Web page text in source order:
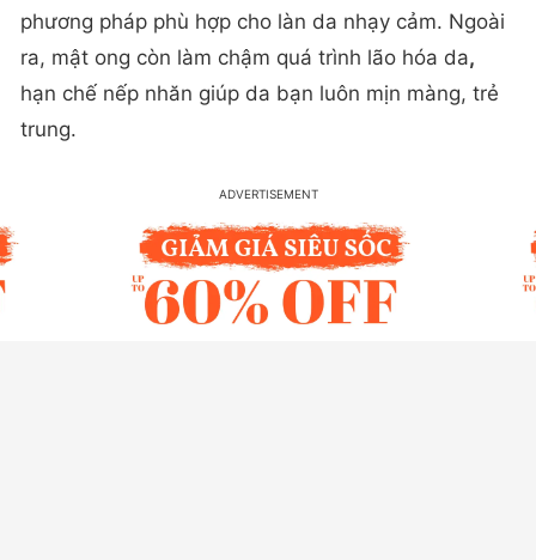
phương pháp phù hợp cho làn da nhạy cảm. Ngoài
ra, mật ong còn làm chậm quá trình lão hóa da,
hạn chế nếp nhăn giúp da bạn luôn mịn màng, trẻ
trung.